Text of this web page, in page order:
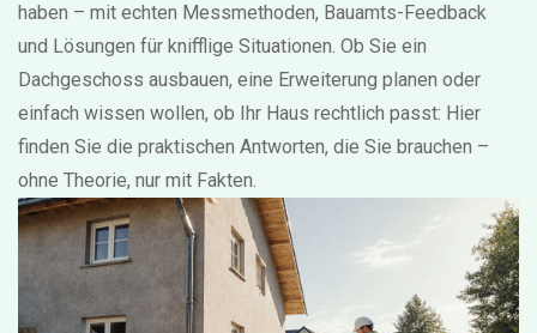
haben – mit echten Messmethoden, Bauamts-Feedback
und Lösungen für knifflige Situationen. Ob Sie ein
Dachgeschoss ausbauen, eine Erweiterung planen oder
einfach wissen wollen, ob Ihr Haus rechtlich passt: Hier
finden Sie die praktischen Antworten, die Sie brauchen –
ohne Theorie, nur mit Fakten.